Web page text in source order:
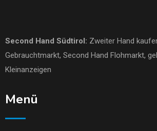
Second Hand Südtirol: Zweiter Hand
Gebrauchtmarkt, Second Hand Flohmarkt,
Kleinanzeigen
Menü